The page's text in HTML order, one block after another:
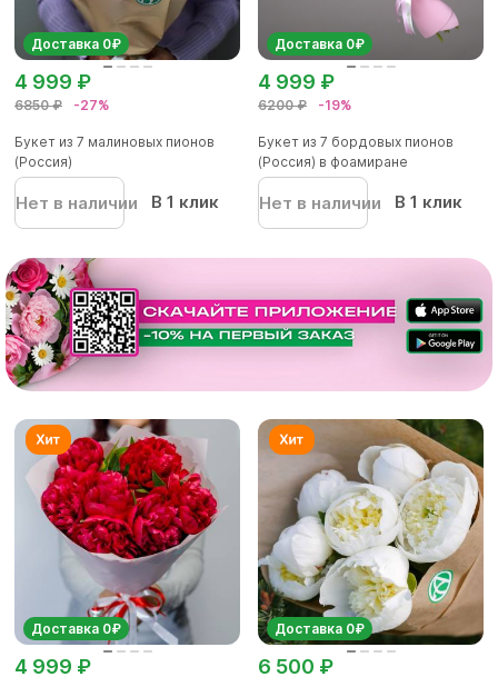
Доставка 0₽
6850 ₽ -27%
4 999 ₽
Букет из 7 малиновых пионов
(Россия)
Нет в наличии В 1 клик
Доставка 0₽
6200 ₽ -19%
4 999 ₽
Букет из 7 бордовых пионов
(Россия) в фоамиране
Нет в наличии В 1 клик
Доставка 0₽
4 999 ₽
Доставка 0₽
6 500 ₽